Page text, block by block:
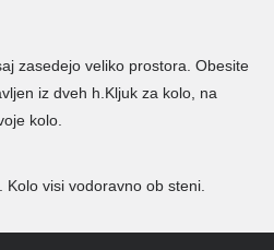
zasedejo veliko prostora. Obesite
iz dveh h.Kljuk za kolo, na
kolo.
visi vodoravno ob steni.